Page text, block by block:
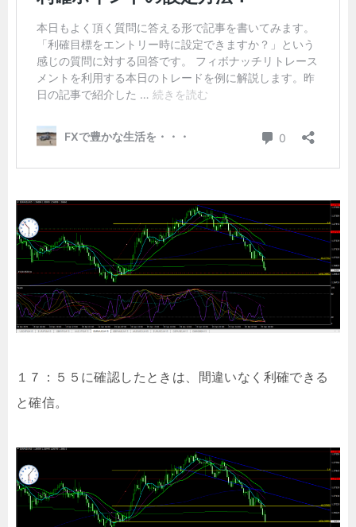
１７：５５に確認したときは、間違いなく利確できる
と確信。